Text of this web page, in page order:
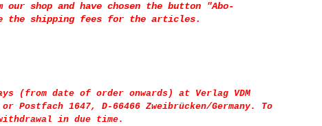
shop and have chosen the button "Abo-
the shipping fees for the articles.
date of order onwards) at Verlag VDM
Postfach 1647, D-66466 Zweibrücken/Germany. To
in due time.